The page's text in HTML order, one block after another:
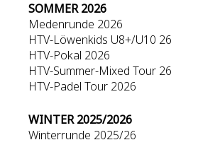
SOMMER 2026
Medenrunde 2026
HTV-Löwenkids U8+/U10 26
HTV-Pokal 2026
HTV-Summer-Mixed Tour 26
HTV-Padel Tour 2026
WINTER 2025/2026
Winterrunde 2025/26